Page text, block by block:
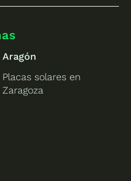
Aragón
Placas solares en
Zaragoza